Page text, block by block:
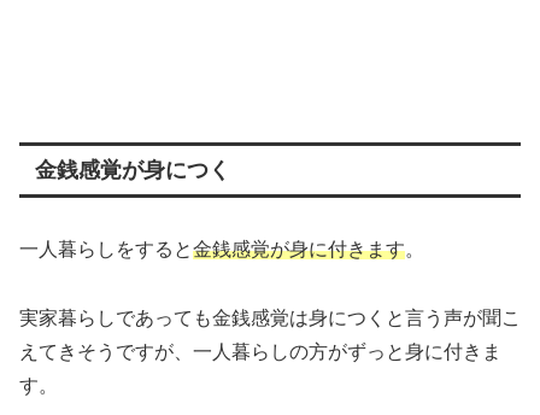
金銭感覚が身につく
一人暮らしをすると金銭感覚が身に付きます。
実家暮らしであっても金銭感覚は身につくと言う声が聞こ
えてきそうですが、一人暮らしの方がずっと身に付きま
す。